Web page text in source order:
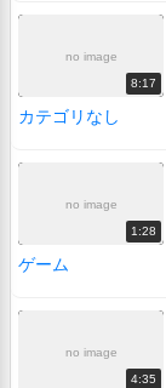
no image
8:17
カテゴリなし
no image
1:28
ゲーム
no image
4:35